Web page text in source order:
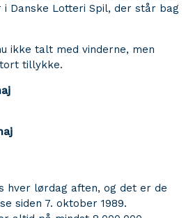
Danske Lotteri Spil, der står bag
ikke talt med vinderne, men
tillykke.
lørdag aften, og det er de
siden 7. oktober 1989.